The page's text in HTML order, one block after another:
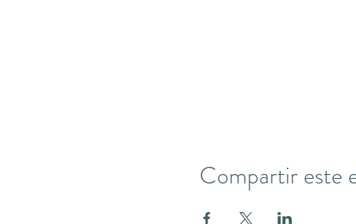
Compartir este